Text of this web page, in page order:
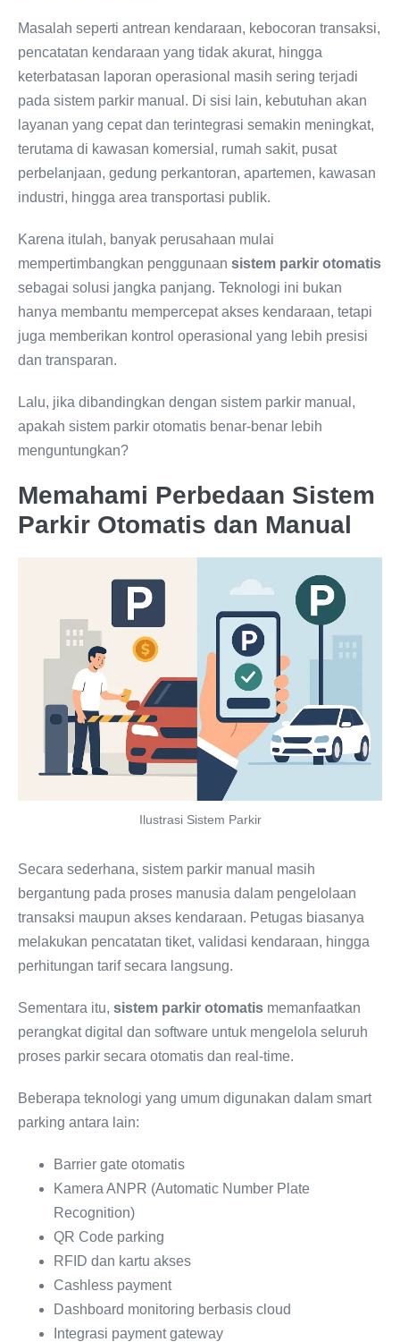
Masalah seperti antrean kendaraan, kebocoran transaksi,
pencatatan kendaraan yang tidak akurat, hingga
keterbatasan laporan operasional masih sering terjadi
pada sistem parkir manual. Di sisi lain, kebutuhan akan
layanan yang cepat dan terintegrasi semakin meningkat,
terutama di kawasan komersial, rumah sakit, pusat
perbelanjaan, gedung perkantoran, apartemen, kawasan
industri, hingga area transportasi publik.
Karena itulah, banyak perusahaan mulai
mempertimbangkan penggunaan sistem parkir otomatis
sebagai solusi jangka panjang. Teknologi ini bukan
hanya membantu mempercepat akses kendaraan, tetapi
juga memberikan kontrol operasional yang lebih presisi
dan transparan.
Lalu, jika dibandingkan dengan sistem parkir manual,
apakah sistem parkir otomatis benar-benar lebih
menguntungkan?
Memahami Perbedaan Sistem
Parkir Otomatis dan Manual
Ilustrasi Sistem Parkir
Secara sederhana, sistem parkir manual masih
bergantung pada proses manusia dalam pengelolaan
transaksi maupun akses kendaraan. Petugas biasanya
melakukan pencatatan tiket, validasi kendaraan, hingga
perhitungan tarif secara langsung.
Sementara itu, sistem parkir otomatis memanfaatkan
perangkat digital dan software untuk mengelola seluruh
proses parkir secara otomatis dan real-time.
Beberapa teknologi yang umum digunakan dalam smart
parking antara lain:
Barrier gate otomatis
Kamera ANPR (Automatic Number Plate
Recognition)
QR Code parking
RFID dan kartu akses
Cashless payment
Dashboard monitoring berbasis cloud
Integrasi payment gateway